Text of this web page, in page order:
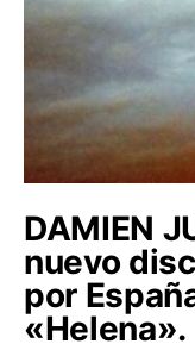
DAMIEN
nuevo
por
«Helena».